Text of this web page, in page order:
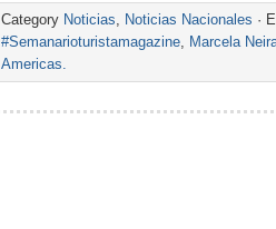
Category Noticias, Noticias Nacionales ·
#Semanarioturistamagazine, Marcela
Americas.